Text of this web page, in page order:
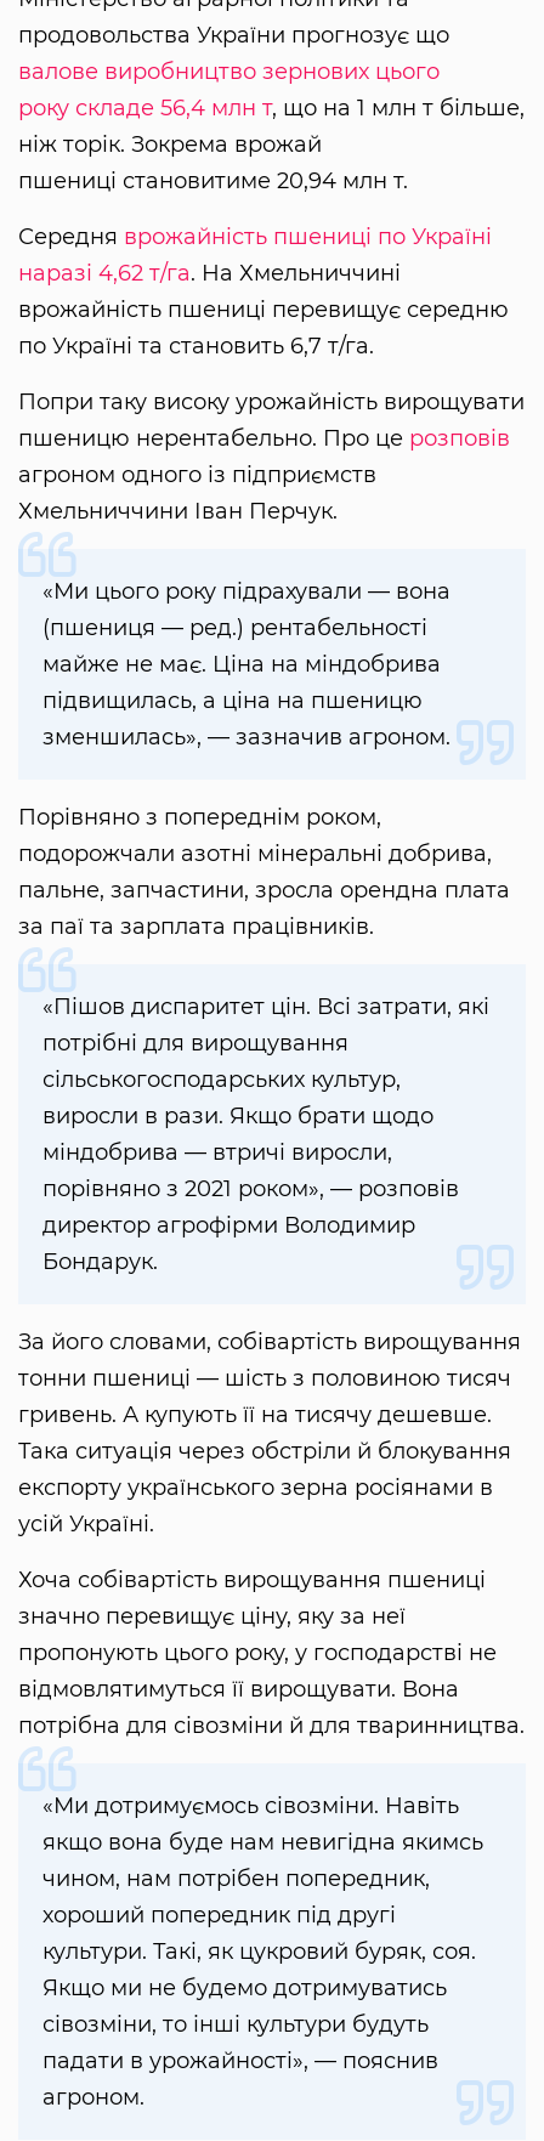
продовольства України прогнозує що
валове виробництво зернових цього
року складе 56,4 млн т, що на 1 млн т більше,
ніж торік. Зокрема врожай
пшениці становитиме 20,94 млн т.
Середня врожайність пшениці по Україні
наразі 4,62 т/га. На Хмельниччині
врожайність пшениці перевищує середню
по Україні та становить 6,7 т/га.
Попри таку високу урожайність вирощувати
пшеницю нерентабельно. Про це розповів
агроном одного із підприємств
Хмельниччини Іван Перчук.
«Ми цього року підрахували — вона
(пшениця — ред.) рентабельності
майже не має. Ціна на міндобрива
підвищилась, а ціна на пшеницю
зменшилась», — зазначив агроном.
Порівняно з попереднім роком,
подорожчали азотні мінеральні добрива,
пальне, запчастини, зросла орендна плата
за паї та зарплата працівників.
«Пішов диспаритет цін. Всі затрати, які
потрібні для вирощування
сільськогосподарських культур,
виросли в рази. Якщо брати щодо
міндобрива — втричі виросли,
порівняно з 2021 роком», — розповів
директор агрофірми Володимир
Бондарук.
За його словами, собівартість вирощування
тонни пшениці — шість з половиною тисяч
гривень. А купують її на тисячу дешевше.
Така ситуація через обстріли й блокування
експорту українського зерна росіянами в
усій Україні.
Хоча собівартість вирощування пшениці
значно перевищує ціну, яку за неї
пропонують цього року, у господарстві не
відмовлятимуться її вирощувати. Вона
потрібна для сівозміни й для тваринництва.
«Ми дотримуємось сівозміни. Навіть
якщо вона буде нам невигідна якимсь
чином, нам потрібен попередник,
хороший попередник під другі
культури. Такі, як цукровий буряк, соя.
Якщо ми не будемо дотримуватись
сівозміни, то інші культури будуть
падати в урожайності», — пояснив
агроном.